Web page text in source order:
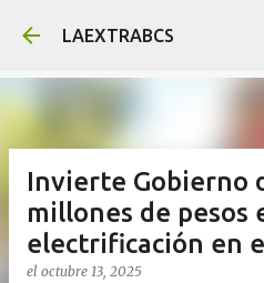
Ir al
LAEXTRABCS
Invierte Gobierno
millones de pesos
electrificación en
el octubre 13, 2025